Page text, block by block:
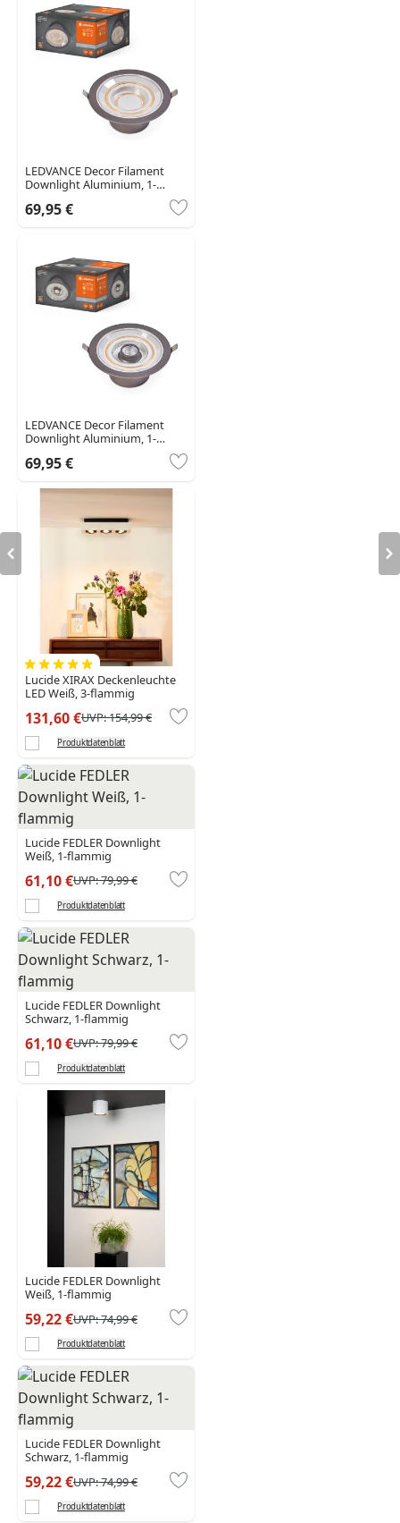
LEDVANCE Decor Filament
Downlight Aluminium, 1-
69,95 €
LEDVANCE Decor Filament
Downlight Aluminium, 1-
69,95 €
Lucide XIRAX Deckenleuchte
LED Weiß, 3-flammig
131,60 €UVP:154,99 €
Produktdatenblatt
Lucide FEDLER Downlight
Weiß, 1-flammig
61,10 €UVP:79,99 €
Produktdatenblatt
Lucide FEDLER Downlight
Schwarz, 1-flammig
61,10 €UVP:79,99 €
Produktdatenblatt
Lucide FEDLER Downlight
Weiß, 1-flammig
59,22 €UVP:74,99 €
Produktdatenblatt
Lucide FEDLER Downlight
Schwarz, 1-flammig
59,22 €UVP:74,99 €
Produktdatenblatt